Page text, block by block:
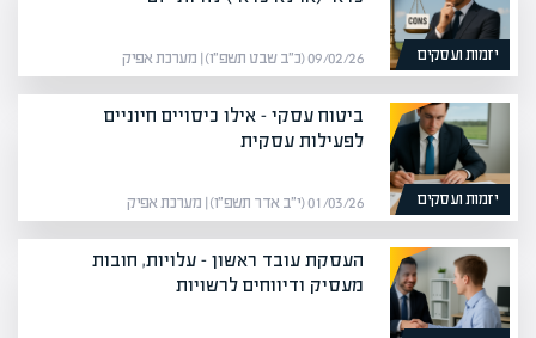
יזמות ועסקים 09/02/26 (כ״ב שבט תשפ״ו) | מערכת אפיק
יזמות ועסקים
ביטוח עסקי – אילו כיסויים חיוניים
לפעילות עסקית
01/03/26 (י״ב אדר תשפ״ו) | מערכת אפיק
העסקת עובד ראשון – עלויות, חובות
מעסיק ודיווחים לרשויות